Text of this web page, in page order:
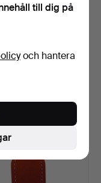
„EB.
till dig på
och hantera